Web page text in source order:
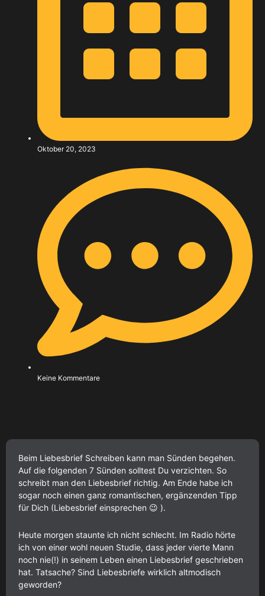
Oktober 20, 2023
Keine Kommentare
Beim Liebesbrief Schreiben kann man Sünden begehen.
Auf die folgenden 7 Sünden solltest Du verzichten. So
schreibt man den Liebesbrief richtig. Am Ende habe ich
sogar noch einen ganz romantischen, ergänzenden Tipp
für Dich (Liebesbrief einsprechen 😉 ).
Heute morgen staunte ich nicht schlecht. Im Radio hörte
ich von einer wohl neuen Studie, dass jeder vierte Mann
noch nie(!) in seinem Leben einen Liebesbrief geschrieben
hat. Tatsache? Sind Liebesbriefe wirklich altmodisch
geworden?